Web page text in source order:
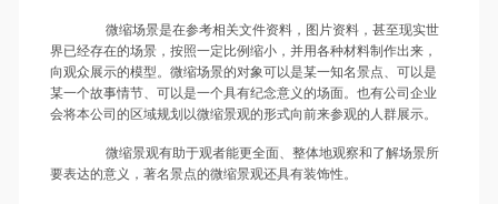
微缩场景是在参考相关文件资料，图片资料，甚至现实世
界已经存在的场景，按照一定比例缩小，并用各种材料制作出来，
向观众展示的模型。微缩场景的对象可以是某一知名景点、可以是
某一个故事情节、可以是一个具有纪念意义的场面。也有公司企业
会将本公司的区域规划以微缩景观的形式向前来参观的人群展示。
微缩景观有助于观者能更全面、整体地观察和了解场景所
要表达的意义，著名景点的微缩景观还具有装饰性。